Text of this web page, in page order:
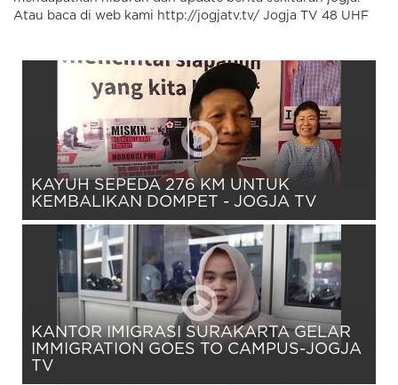
Atau baca di web kami http://jogjatv.tv/ Jogja TV 48 UHF
KAYUH SEPEDA 276 KM UNTUK
KEMBALIKAN DOMPET - JOGJA TV
KANTOR IMIGRASI SURAKARTA GELAR
IMMIGRATION GOES TO CAMPUS-JOGJA
TV